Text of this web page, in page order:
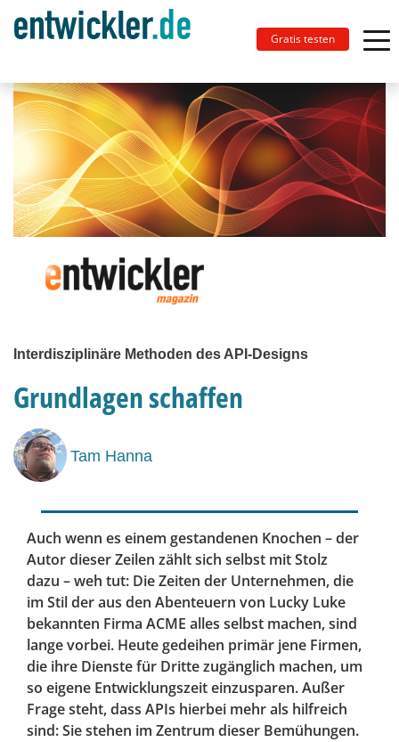
Gratis testen
Interdisziplinäre Methoden des API-Designs
Grundlagen schaffen
Tam Hanna
Auch wenn es einem gestandenen Knochen – der
Autor dieser Zeilen zählt sich selbst mit Stolz
dazu – weh tut: Die Zeiten der Unternehmen, die
im Stil der aus den Abenteuern von Lucky Luke
bekannten Firma ACME alles selbst machen, sind
lange vorbei. Heute gedeihen primär jene Firmen,
die ihre Dienste für Dritte zugänglich machen, um
so eigene Entwicklungszeit einzusparen. Außer
Frage steht, dass APIs hierbei mehr als hilfreich
sind: Sie stehen im Zentrum dieser Bemühungen.